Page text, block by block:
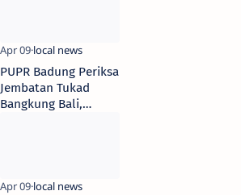
PUPR Badung Periksa
Jembatan Tukad
Bangkung Bali,